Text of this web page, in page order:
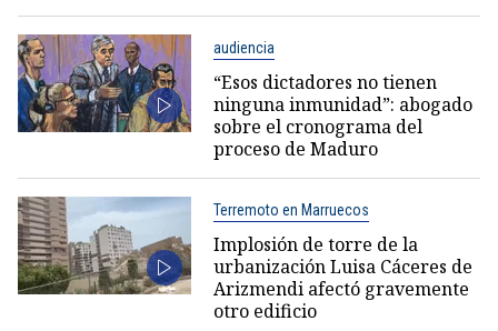
audiencia
“Esos dictadores no tienen
ninguna inmunidad”: abogado
sobre el cronograma del
proceso de Maduro
Terremoto en Marruecos
Implosión de torre de la
urbanización Luisa Cáceres de
Arizmendi afectó gravemente
otro edificio